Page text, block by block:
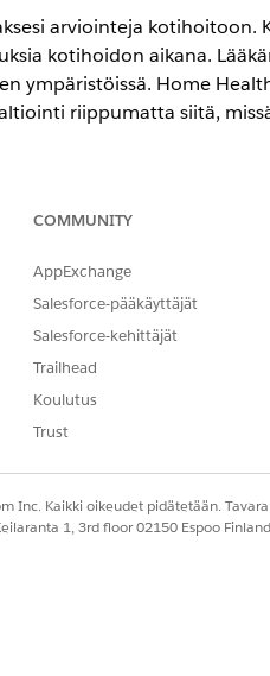
arviointeja kotihoitoon.
kotihoidon aikana.
ympäristöissä. Home
riippumatta siitä,
on Health Cloud ja Home
Home Healthcare -
Arvioinnit, Discovery
kohdassa
COMMUNITY
AppExchange
Salesforce-pääkäyttäjät
Salesforce-kehittäjät
Trailhead
Koulutus
Trust
Inc. Kaikki oikeudet pidätetään.
1, 3rd floor 02150 Espoo Finland